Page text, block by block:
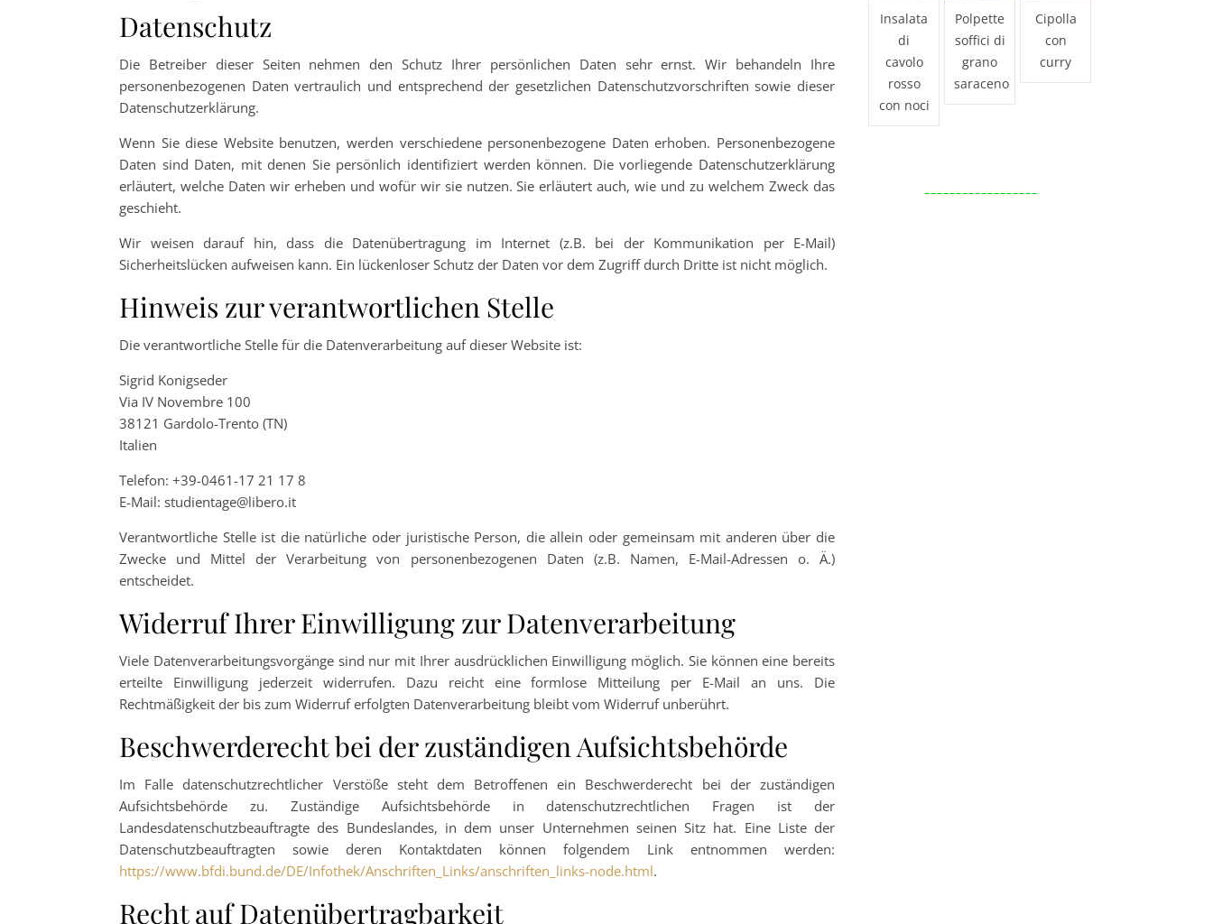
Datenschutz
Die Betreiber dieser Seiten nehmen den Schutz Ihrer persönlichen Daten sehr ernst. Wir behandeln Ihre
personenbezogenen Daten vertraulich und entsprechend der gesetzlichen Datenschutzvorschriften sowie dieser
Datenschutzerklärung.
Wenn Sie diese Website benutzen, werden verschiedene personenbezogene Daten erhoben. Personenbezogene
Daten sind Daten, mit denen Sie persönlich identifiziert werden können. Die vorliegende Datenschutzerklärung
erläutert, welche Daten wir erheben und wofür wir sie nutzen. Sie erläutert auch, wie und zu welchem Zweck das
geschieht.
Wir weisen darauf hin, dass die Datenübertragung im Internet (z.B. bei der Kommunikation per E-Mail)
Sicherheitslücken aufweisen kann. Ein lückenloser Schutz der Daten vor dem Zugriff durch Dritte ist nicht möglich.
Hinweis zur verantwortlichen Stelle
Die verantwortliche Stelle für die Datenverarbeitung auf dieser Website ist:
Sigrid Konigseder
Via IV Novembre 100
38121 Gardolo-Trento (TN)
Italien
Telefon: +39-0461-17 21 17 8
E-Mail: studientage@libero.it
Verantwortliche Stelle ist die natürliche oder juristische Person, die allein oder gemeinsam mit anderen über die
Zwecke und Mittel der Verarbeitung von personenbezogenen Daten (z.B. Namen, E-Mail-Adressen o. Ä.)
entscheidet.
Widerruf Ihrer Einwilligung zur Datenverarbeitung
Viele Datenverarbeitungsvorgänge sind nur mit Ihrer ausdrücklichen Einwilligung möglich. Sie können eine bereits
erteilte Einwilligung jederzeit widerrufen. Dazu reicht eine formlose Mitteilung per E-Mail an uns. Die
Rechtmäßigkeit der bis zum Widerruf erfolgten Datenverarbeitung bleibt vom Widerruf unberührt.
Beschwerderecht bei der zuständigen Aufsichtsbehörde
Im Falle datenschutzrechtlicher Verstöße steht dem Betroffenen ein Beschwerderecht bei der zuständigen
Aufsichtsbehörde zu. Zuständige Aufsichtsbehörde in datenschutzrechtlichen Fragen ist der
Landesdatenschutzbeauftragte des Bundeslandes, in dem unser Unternehmen seinen Sitz hat. Eine Liste der
Datenschutzbeauftragten sowie deren Kontaktdaten können folgendem Link entnommen werden:
https://www.bfdi.bund.de/DE/Infothek/Anschriften_Links/anschriften_links-node.html.
Recht auf Datenübertragbarkeit
Insalata
di
cavolo
rosso
con noci
Polpette
soffici di
grano
saraceno
Cipolla
con
curry